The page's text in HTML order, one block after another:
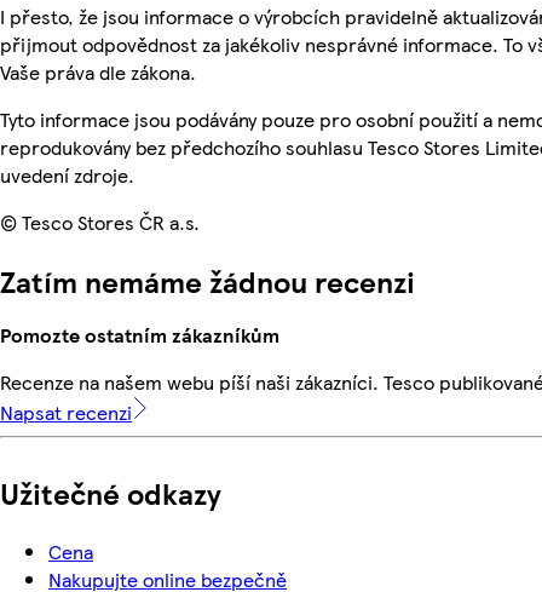
I přesto, že jsou informace o výrobcích pravidelně
přijmout odpovědnost za jakékoliv nesprávné informace. To
Vaše práva dle zákona.
Tyto informace jsou podávány pouze pro osobní použití a
reprodukovány bez předchozího souhlasu Tesco Stores
uvedení zdroje.
© Tesco Stores ČR a.s.
Zatím nemáme žádnou recenzi
Pomozte ostatním zákazníkům
Recenze na našem webu píší naši zákazníci. Tesco
Napsat recenzi
Užitečné odkazy
Cena
Nakupujte online bezpečně